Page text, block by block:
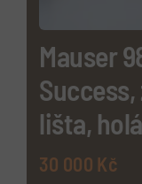
Mauser
lišta,
30 000 Kč